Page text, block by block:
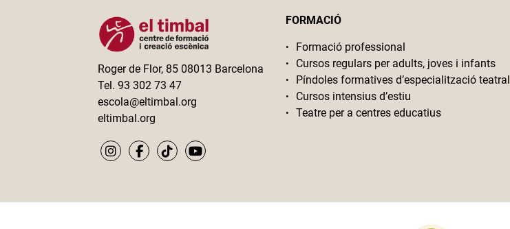
Roger de Flor, 85 08013 Barcelona
Tel. 93 302 73 47
escola@eltimbal.org
eltimbal.org
FORMACIÓ
Formació professional
Cursos regulars per adults, joves i infants
Píndoles formatives d’especialització teatral
Cursos intensius d’estiu
Teatre per a centres educatius